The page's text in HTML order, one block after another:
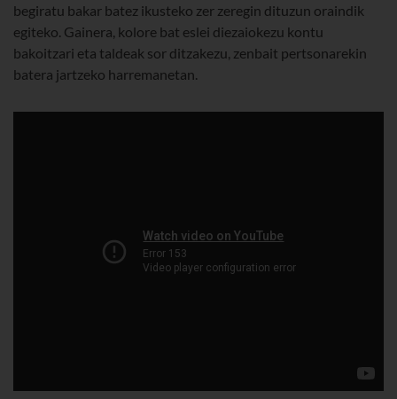
begiratu bakar batez ikusteko zer zeregin dituzun oraindik
egiteko. Gainera, kolore bat eslei diezaiokezu kontu
bakoitzari eta taldeak sor ditzakezu, zenbait pertsonarekin
batera jartzeko harremanetan.